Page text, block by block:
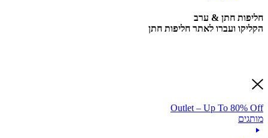
חליפות חתן & ערב
הקליקו ועברו לאתר חליפות חתן
Outlet – Up To 80% Off
מותגים